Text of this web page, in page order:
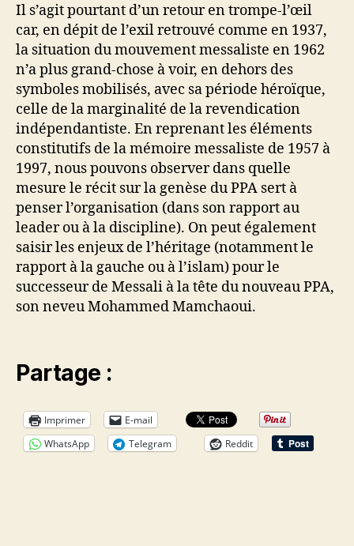
Il s’agit pourtant d’un retour en trompe-l’œil
car, en dépit de l’exil retrouvé comme en 1937,
la situation du mouvement messaliste en 1962
n’a plus grand-chose à voir, en dehors des
symboles mobilisés, avec sa période héroïque,
celle de la marginalité de la revendication
indépendantiste. En reprenant les éléments
constitutifs de la mémoire messaliste de 1957 à
1997, nous pouvons observer dans quelle
mesure le récit sur la genèse du PPA sert à
penser l’organisation (dans son rapport au
leader ou à la discipline). On peut également
saisir les enjeux de l’héritage (notamment le
rapport à la gauche ou à l’islam) pour le
successeur de Messali à la tête du nouveau PPA,
son neveu Mohammed Mamchaoui.
Partage :
Imprimer
E-mail
WhatsApp
Telegram Reddit